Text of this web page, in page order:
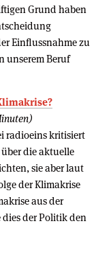
Grund haben
Einflussnahme zu
unserem Beruf
radioeins kritisiert
die aktuelle
sie aber laut
der Klimakrise
aus der
der Politik den